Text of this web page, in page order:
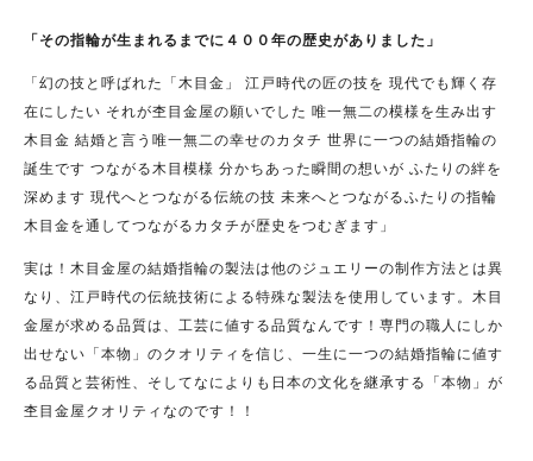
「その指輪が生まれるまでに４００年の歴史がありました」
「幻の技と呼ばれた「木目金」 江戸時代の匠の技を 現代でも輝く存
在にしたい それが杢目金屋の願いでした 唯一無二の模様を生み出す
木目金 結婚と言う唯一無二の幸せのカタチ 世界に一つの結婚指輪の
誕生です つながる木目模様 分かちあった瞬間の想いが ふたりの絆を
深めます 現代へとつながる伝統の技 未来へとつながるふたりの指輪
木目金を通してつながるカタチが歴史をつむぎます」
実は！木目金屋の結婚指輪の製法は他のジュエリーの制作方法とは異
なり、江戸時代の伝統技術による特殊な製法を使用しています。木目
金屋が求める品質は、工芸に値する品質なんです！専門の職人にしか
出せない「本物」のクオリティを信じ、一生に一つの結婚指輪に値す
る品質と芸術性、そしてなによりも日本の文化を継承する「本物」が
杢目金屋クオリティなのです！！